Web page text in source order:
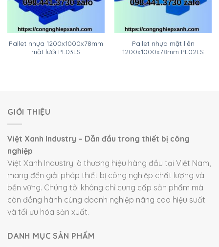
Pallet nhựa 1200x1000x78mm
mặt lưới PL03LS
Pallet nhựa mặt liền
1200x1000x78mm PL02LS
GIỚI THIỆU
Việt Xanh Industry – Dẫn đầu trong thiết bị công
nghiệp
Việt Xanh Industry là thương hiệu hàng đầu tại Việt Nam,
mang đến giải pháp thiết bị công nghiệp chất lượng và
bền vững. Chúng tôi không chỉ cung cấp sản phẩm mà
còn đồng hành cùng doanh nghiệp nâng cao hiệu suất
và tối ưu hóa sản xuất.
DANH MỤC SẢN PHẨM